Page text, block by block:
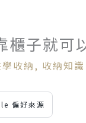
櫃子就可
收納 , 收納知識
偏好來源